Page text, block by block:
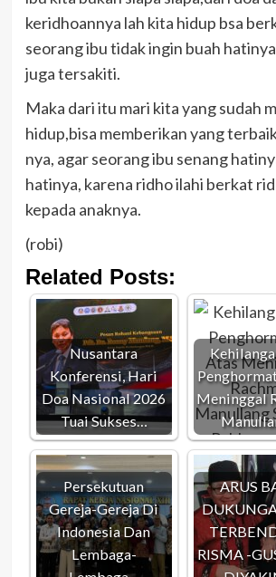
keridhoannya lah kita hidup bsa
seorang ibu tidak ingin buah
juga tersakiti.
Maka dari itu mari kita yang sudah
hidup,bisa memberikan yang
nya, agar seorang ibu senang
hatinya, karena ridho ilahi berkat
kepada anaknya.
(robi)
Related Posts:
Nusantara
Konferensi, Hari
Doa Nasional 2026
Tuai Sukses…
Meninggal
Persekutuan
Gereja-Gereja Di
Indonesia Dan
Lembaga-
ARUS
RISMA -